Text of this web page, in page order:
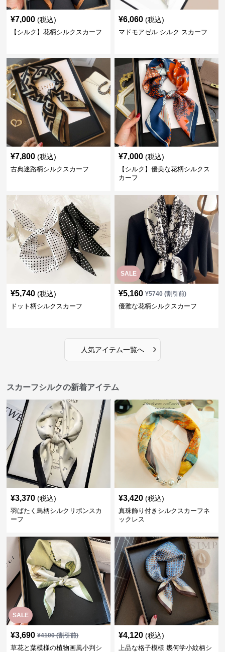
¥7,000 (税込)
【シルク】花柄シルクスカーフ
¥6,060 (税込)
マドモアゼル シルク スカーフ
¥7,800 (税込)
古典迷路柄シルクスカーフ
¥7,000 (税込)
【シルク】優美な花柄シルクス
カーフ
¥5,740 (税込)
ドット柄シルクスカーフ
SALE
¥5,160 ¥5740(割引前)
優雅な花柄シルクスカーフ
人気アイテム一覧へ ›
スカーフシルクの新着アイテム
¥3,370 (税込)
羽ばたく鳥柄シルクリボンスカ
ーフ
¥3,420 (税込)
真珠飾り付きシルクスカーフネ
ックレス
SALE
¥3,690 ¥4100(割引前)
草花と葉模様の植物画風小判シ
¥4,120 (税込)
上品な格子模様 幾何学小紋柄シ